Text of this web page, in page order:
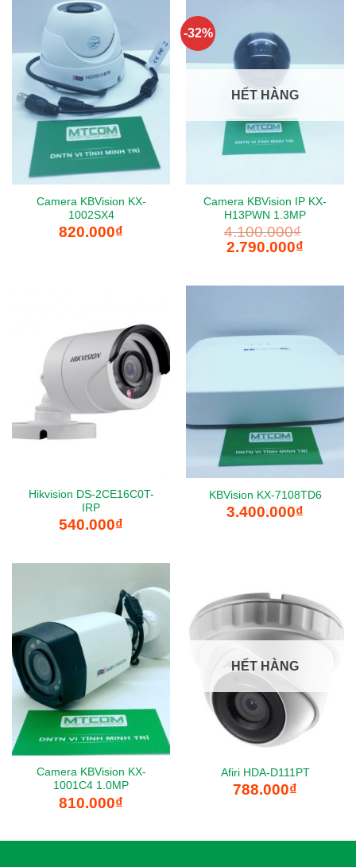
Camera KBVision KX-
1002SX4
820.000₫
-32%
HẾT HÀNG
Camera KBVision IP KX-
H13PWN 1.3MP
4.100.000₫
Giá
gốc
2.790.000₫
Hikvision DS-2CE16C0T-
IRP
540.000₫
KBVision KX-7108TD6
3.400.000₫
Camera KBVision KX-
1001C4 1.0MP
810.000₫
HẾT HÀNG
Afiri HDA-D111PT
788.000₫